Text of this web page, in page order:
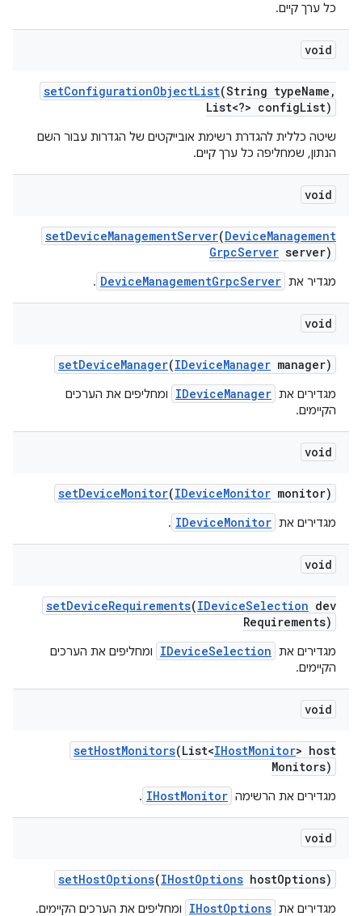
כל ערך קיים.
void
setConfigurationObjectList(String typeName ,
List<?> configList)
שיטה כללית להגדרת רשימת אובייקטים של הגדרות עבור השם
הנתון, שמחליפה כל ערך קיים.
void
setDeviceManagementServer(DeviceManagement
GrpcServer server)
מגדיר את DeviceManagementGrpcServer
.
void
setDeviceManager(IDeviceManager manager)
מגדירים את IDeviceManager
ומחליפים את הערכים
הקיימים.
void
setDeviceMonitor(IDeviceMonitor monitor)
מגדירים את IDeviceMonitor
.
void
setDeviceRequirements(IDeviceSelection dev
Requirements)
מגדירים את IDeviceSelection
ומחליפים את הערכים
הקיימים.
void
setHostMonitors(List<IHostMonitor> host
Monitors)
מגדירים את הרשימה IHostMonitor
.
void
setHostOptions(IHostOptions hostOptions)
מגדירים את IHostOptions ומחליפים את הערכים הקיימים.